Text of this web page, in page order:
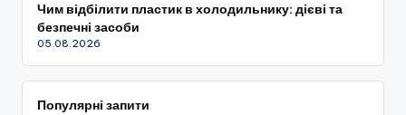
Чим відбілити пластик в холодильнику: дієві та
безпечні засоби
05.08.2026
Популярні запити